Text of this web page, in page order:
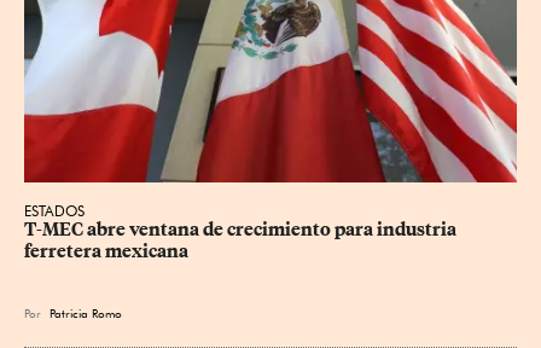
ESTADOS
T-MEC abre ventana de crecimiento para industria
ferretera mexicana
Por Patricia Romo